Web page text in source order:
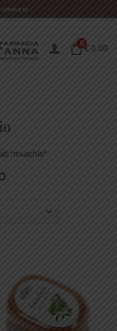
SOPRA € 50
0€ 0,00
“muschio”